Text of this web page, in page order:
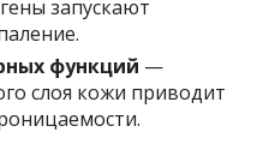
запускают
функций —
слоя кожи приводит